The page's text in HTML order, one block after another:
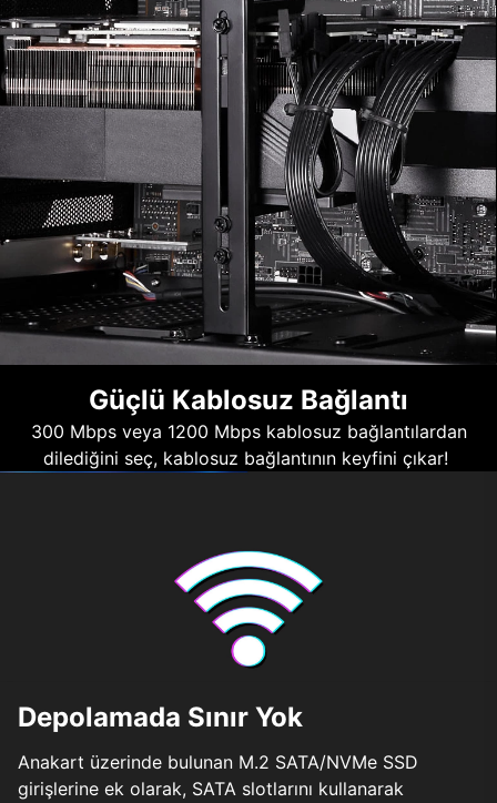
Güçlü Kablosuz Bağlantı
300 Mbps veya 1200 Mbps kablosuz bağlantılardan
dilediğini seç, kablosuz bağlantının keyfini çıkar!
Depolamada Sınır Yok
Anakart üzerinde bulunan M.2 SATA/NVMe SSD
girişlerine ek olarak, SATA slotlarını kullanarak